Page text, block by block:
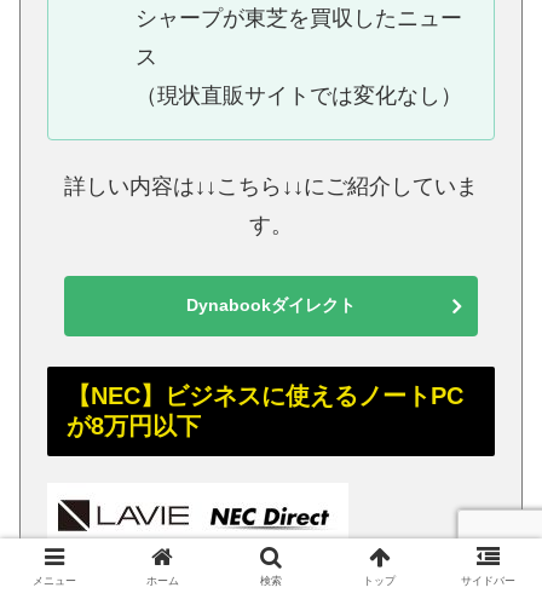
シャープが東芝を買収したニュー
ス
（現状直販サイトでは変化なし）
詳しい内容は↓↓こちら↓↓にご紹介していま
す。
Dynabookダイレクト
【NEC】ビジネスに使えるノートPC
が8万円以下
メニュー ホーム 検索 トップ サイドバー